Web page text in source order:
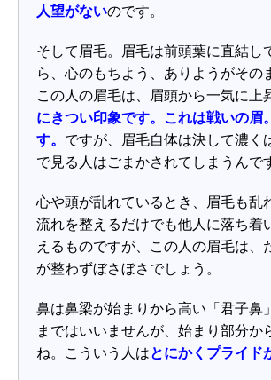
人望がないのです。
そして眉毛。眉毛は前頭葉に直結し
ら、心のもちよう、ありようがその
この人の眉毛は、眉頭から一気に上
にきつい印象です。これは戦いの眉
す。 ですが、眉毛自体は決して濃く
で見る人はごまかされてしまうんで
心や頭が乱れているとき、眉毛も乱
流れを整えるだけでも他人に落ち着
えるものですが、この人の眉毛は、
が整わずぼさぼさでしょう。
鼻は鼻梁が始まりから高い「君子鼻
まではいいませんが、始まり部分か
ね。こういう人はとにかくプライド